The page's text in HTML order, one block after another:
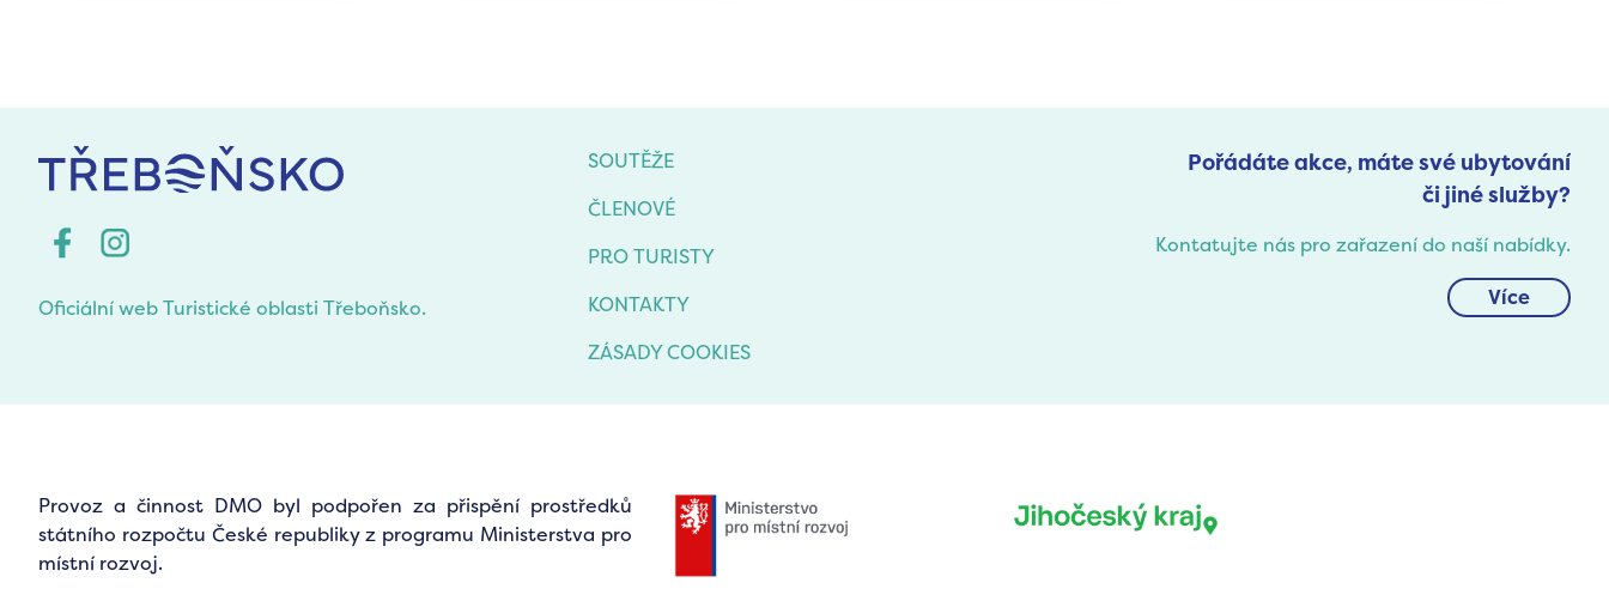
Oficiální web Turistické oblasti Třeboňsko.
SOUTĚŽE
ČLENOVÉ
PRO TURISTY
KONTAKTY
ZÁSADY COOKIES
Pořádáte akce, máte své ubytování
či jiné služby?
Kontatujte nás pro zařazení do naší nabídky.
Více
Provoz a činnost DMO byl podpořen za přispění prostředků
státního rozpočtu České republiky z programu Ministerstva pro
místní rozvoj.